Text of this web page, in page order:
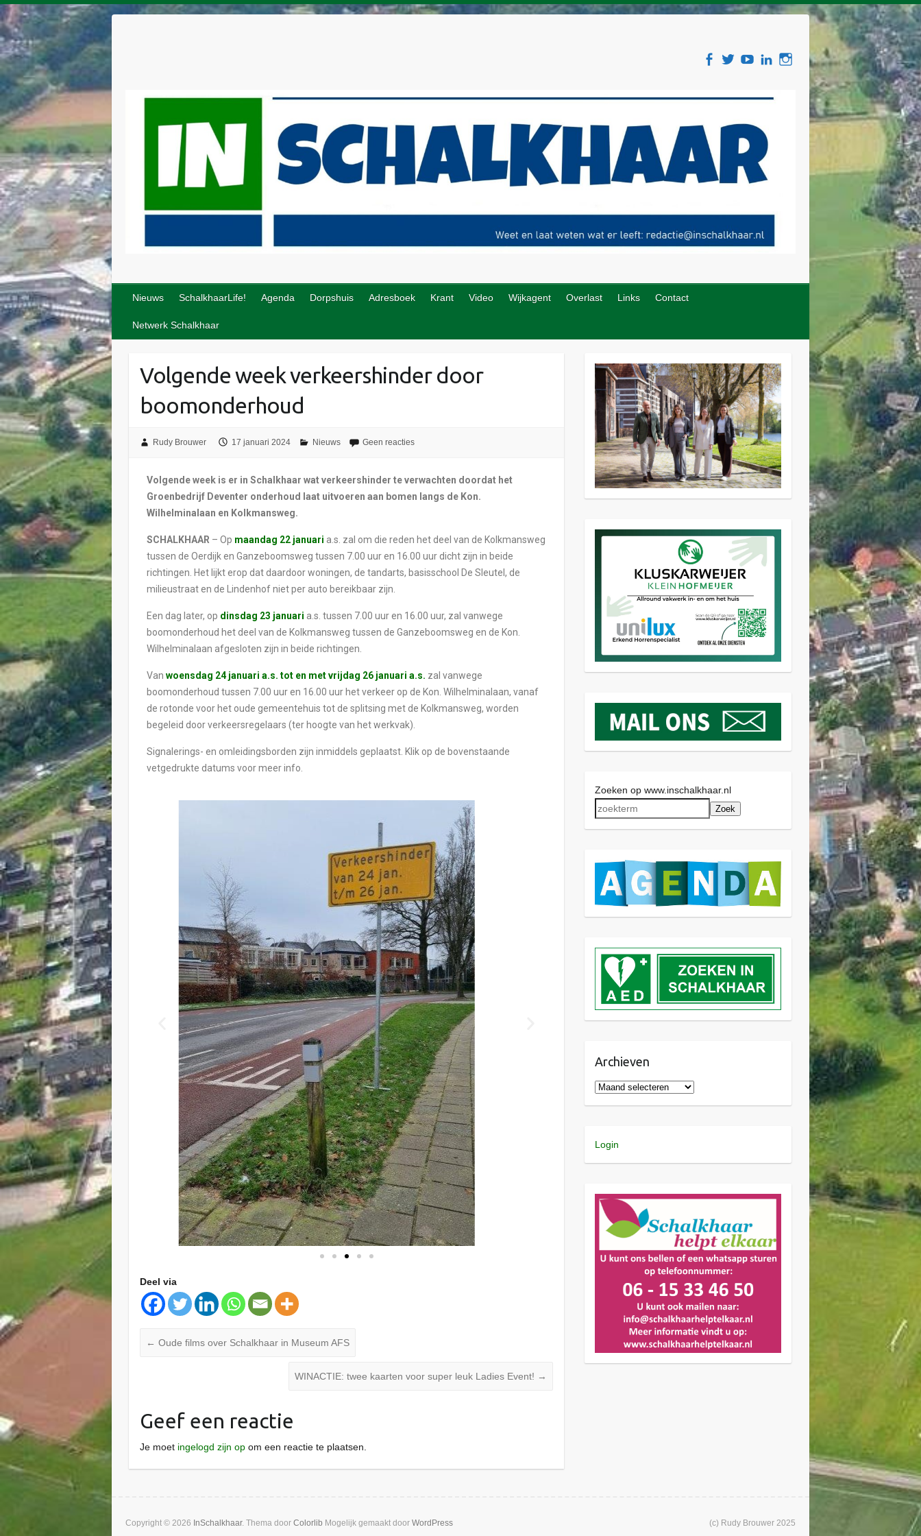
Nieuws SchalkhaarLife! Agenda Dorpshuis Adresboek Krant Video Wijkagent Overlast Links Contact
Netwerk Schalkhaar
Volgende week verkeershinder door
boomonderhoud
Rudy Brouwer 17 januari 2024 Nieuws Geen reacties
Volgende week is er in Schalkhaar wat verkeershinder te verwachten doordat het
Groenbedrijf Deventer onderhoud laat uitvoeren aan bomen langs de Kon.
Wilhelminalaan en Kolkmansweg.
SCHALKHAAR – Op maandag 22 januari a.s. zal om die reden het deel van de Kolkmansweg
tussen de Oerdijk en Ganzeboomsweg tussen 7.00 uur en 16.00 uur dicht zijn in beide
richtingen. Het lijkt erop dat daardoor woningen, de tandarts, basisschool De Sleutel, de
milieustraat en de Lindenhof niet per auto bereikbaar zijn.
Een dag later, op dinsdag 23 januari a.s. tussen 7.00 uur en 16.00 uur, zal vanwege
boomonderhoud het deel van de Kolkmansweg tussen de Ganzeboomsweg en de Kon.
Wilhelminalaan afgesloten zijn in beide richtingen.
Vanwoensdag 24 januari a.s. tot en met vrijdag 26 januari a.s. zal vanwege
boomonderhoud tussen 7.00 uur en 16.00 uur het verkeer op de Kon. Wilhelminalaan, vanaf
de rotonde voor het oude gemeentehuis tot de splitsing met de Kolkmansweg, worden
begeleid door verkeersregelaars (ter hoogte van het werkvak).
Signalerings- en omleidingsborden zijn inmiddels geplaatst. Klik op de bovenstaande
vetgedrukte datums voor meer info.
Deel via
← Oude films over Schalkhaar in Museum AFS
WINACTIE: twee kaarten voor super leuk Ladies Event! →
Geef een reactie
Je moet ingelogd zijn op om een reactie te plaatsen.
Zoeken op www.inschalkhaar.nl
Zoek
Archieven
Login
Copyright © 2026 InSchalkhaar. Thema door Colorlib Mogelijk gemaakt door WordPress (c) Rudy Brouwer 2025